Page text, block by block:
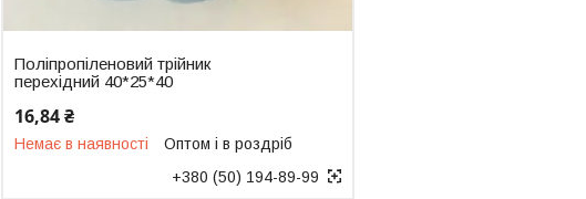
Поліпропіленовий трійник
перехідний 40*25*40
16,84 ₴
Немає в наявності
Оптом і в роздріб
+380 (50) 194-89-99